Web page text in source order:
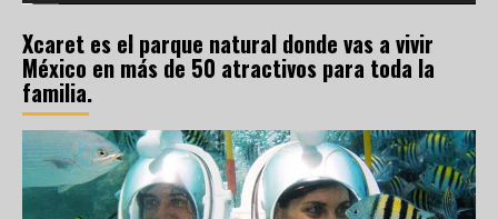
Xcaret es el parque natural donde vas a vivir
México en más de 50 atractivos para toda la
familia.